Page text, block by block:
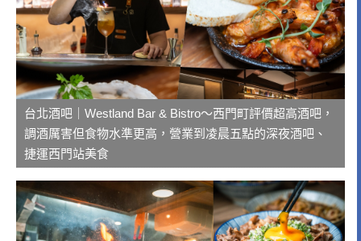
台北酒吧｜Westland Bar & Bistro～西門町評價超高酒吧，
調酒厲害但食物水準更高，營業到凌晨五點的深夜酒吧、
捷運西門站美食